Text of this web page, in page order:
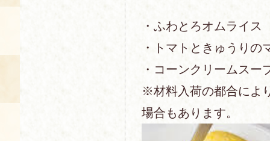
・ふわとろオムライス
・トマトときゅうり
・コーンクリームス
※材料入荷の都合によ
場合もあります。